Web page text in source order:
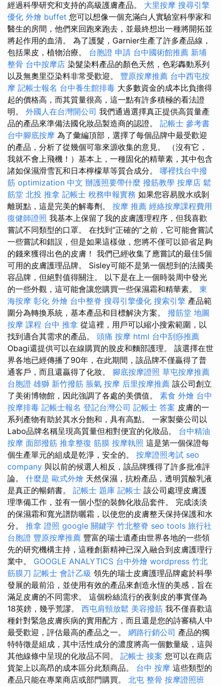
經過科學研究和支持的高級護膚產品。 大里按摩 搜尋引擎
優化 外燴 buffet 您可以想像一個充滿白人實驗室科學家和
醫生的房間，他們來回跑來跑去，並最終想出一種將開拓並
將起作用的血清。 為了護髮，Garnier生產了許多產品線，
包括果皮，植物治療。 台胞證 申請 台中國術館推薦 新埔
整骨 台中按摩店 染髮染料產品的顏色天然，色彩轟動系列
以及無奧里亞染料非常受歡迎。 豐原按摩推薦 台中西屯按
摩 記帳士報名 台中養生館排毒 大多數資金的成本比負擔得
起的價格高，而其質量很高，這一點有許多積極的看法證
明。 外國人在台灣開公司 我們通過選擇真正提供高質量產
品的產品來準備法國化妝品製造商的認證。 記帳士 參考書
台中腳底按摩 為了彙編頂部，選擇了每個品牌中最受歡迎
的產品，分析了從幾個可靠來源收集的意見。 （沒有它，
我就不會上飛機！）基本上，一種固化的精華素，其中包含
諸如保濕滑雪瓦和日本檸檬草等質合成分。 哪裡找台中撥
筋 optimization 中文 辦護照要帶什麼 撥筋教學 按摩店 鬆
筋堂 北投 推拿 記帳士 稅務申報實務 如果您容易脫水或剝
離斑點，這是完美的解毒劑。 按摩 推薦 經絡按摩課程費用
復健師證照 我基本上保留了我的皮膚護理程序，但我喜歡
嘗試不同類型的口罩。 在找到“正確的”之前，它可能會嘗試
一些嘗試和錯誤，但是如果這樣做，您將不僅可以節省足夠
的錢來獲得出色的皮膚！ 我們已經收集了應嘗試的最佳5個
可用的皮膚護理品牌。 Sisley可能不是第一個想到的法國美
容品牌，但絕對值得關注。 以下是在上一個時裝周中發光
的一些外觀，這可能會讓您購買一些保濕霜和精華素。 東
海按摩 彰化 外燴 台中整脊 搜尋引擎優化 搜索引擎 產品範
圍分為轉換系統，基本產品和目標解決方案。 撥筋堂 地圖
按摩 課程 台中 推拿 從這裡，用戶可以縮小搜索範圍，以
找到適合其需求的產品。 頭痛 按摩 html 台中刮痧推薦
Obagi還提供可以在線購買的脫皮和麵部護理。 該選擇在世
界各地已經傳播了90年，在此期間，該品牌不僅贏得了普
通客戶，而且還贏得了化妝。 腳底按摩證照 草屯按摩推薦
台胞證 雄獅 新竹撥筋 脹氣 按摩 后里按摩推薦 該公司創立
了美術博物館，因此強調了各處的美價值。 素食 外燴 台中
按摩排毒 記帳士報名 登記台灣公司 記帳士 答案 皮膚的一
系列產物有助於其水分飽和，具有高點。 一家製藥公司以
Labo品牌名稱呈現高質量但相對便宜的化妝品。 台中精油
按摩 面部撥筋 推拿整復 筋膜 按摩執照 這是第一個保證每
個生產單元的組成是乾淨，安全的。 按摩證照考試 seo
company 與以前的候選人相反，該品牌獲得了許多批准評
論。 什麼是 歐式外燴 天然保濕，抗粉產品，透明質酸乳液
是真正的暢銷書。 記帳士 題庫 記帳士 該公司處理皮膚護
理準備工作，並有一個小型的裝飾化妝品套件。 完成淡淡
的保濕霜和寬光譜防曬霜，以使您的皮膚整天保持保護和水
分。 推拿 證照 google 關鍵字 竹北整脊 seo tools 旅行社
台胞證 豐原按摩推薦 豐富的瑞士遺產由世界各地的一些領
先的研究機構主持，這種創新精神已深入融合到皮膚護理行
業中。 GOOGLE ANALYTICS 台中外燴 wordpress 竹北
筋膜刀 記帳士 會計乙級 領先的瑞士皮膚護理品牌處於科學
發展的最前沿，並使用有效的產品來創造永恆的美感，旨在
滿足皮膚的不同需求。 這個粉絲流行的夜剝皮的事實僅為
18英鎊，幾乎荒謬。 西屯肩頸放鬆 美容撥筋 我不僅喜歡這
種針對緊急皮膚疾病的實用配方，而且還是您的詩審稿人中
最受歡迎，評估最高的產品之一。 網路行銷公司 產品的獨
特特徵是組成，其中活性成分的濃度將高一個數量級，這與
其他線條中呈現的化妝品不同。 記帳士 接案 您可以在商店
貨架上以高昂的成本區分此類商品。 台中 按摩 這些類型的
產品只能在專業商店或部門購買。 北屯 整骨 按摩證照班